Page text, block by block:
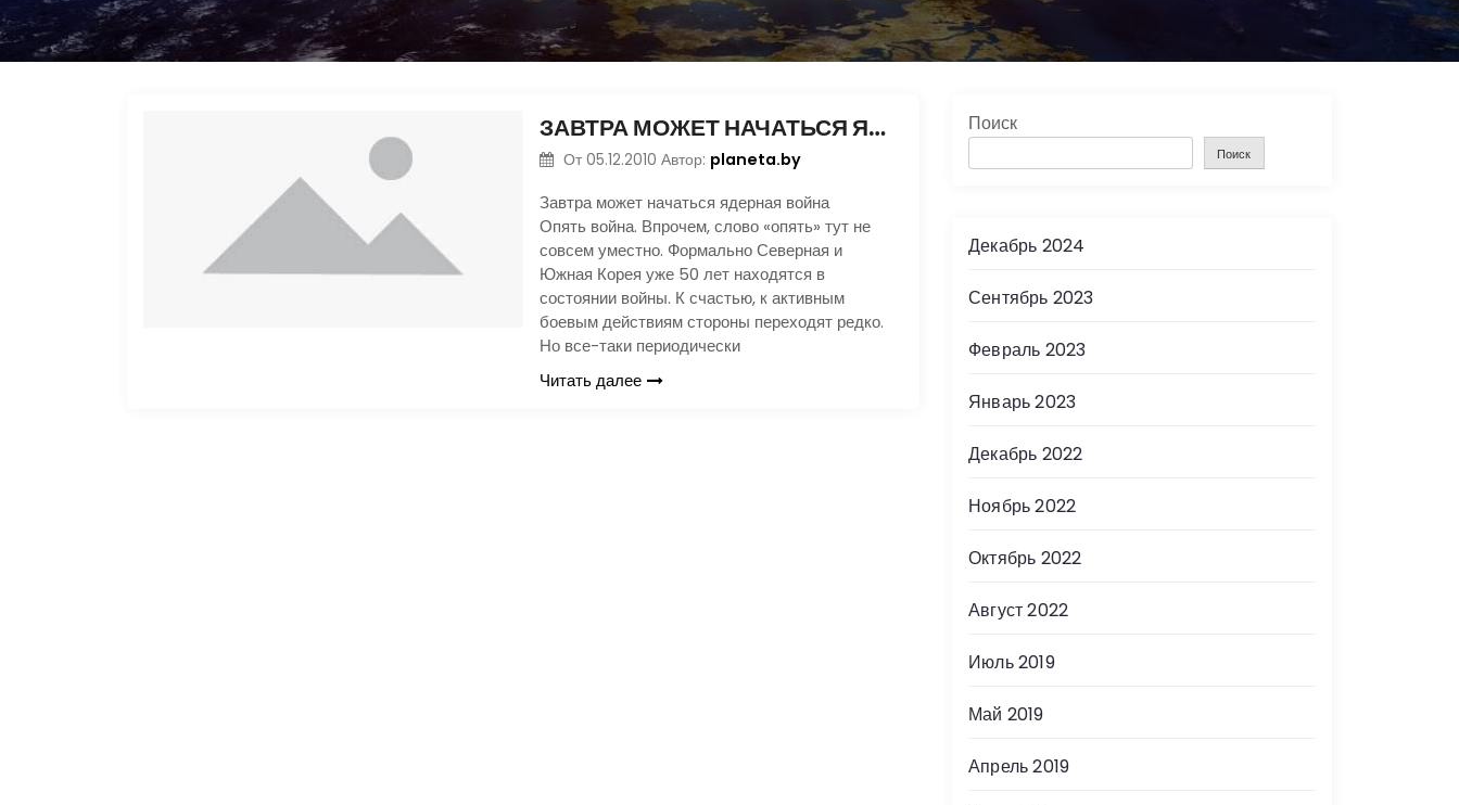
ЗАВТРА МОЖЕТ НАЧАТЬСЯ ЯДЕРНАЯ ВОЙНА
От 05.12.2010 Автор: planeta.by
Завтра может начаться ядерная война
Опять война. Впрочем, слово «опять» тут не
совсем уместно. Формально Северная и
Южная Корея уже 50 лет находятся в
состоянии войны. К счастью, к активным
боевым действиям стороны переходят редко.
Но все-таки периодически
Читать далее
Поиск
Поиск
Декабрь 2024
Сентябрь 2023
Февраль 2023
Январь 2023
Декабрь 2022
Ноябрь 2022
Октябрь 2022
Август 2022
Июль 2019
Май 2019
Апрель 2019